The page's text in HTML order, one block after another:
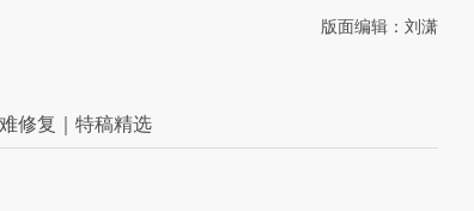
版面编辑：刘潇
修复｜特稿精选